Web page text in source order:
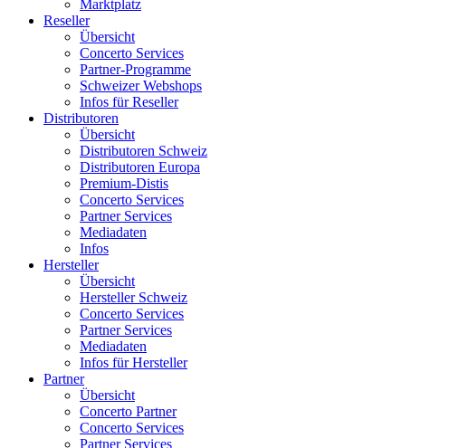
Marktplatz
Reseller
Übersicht
Concerto Services
Partner-Programme
Schweizer Webshops
Infos für Reseller
Distributoren
Übersicht
Distributoren Schweiz
Distributoren Europa
Premium-Distis
Concerto Services
Partner Services
Mediadaten
Infos
Hersteller
Übersicht
Hersteller Schweiz
Concerto Services
Partner Services
Mediadaten
Infos für Hersteller
Partner
Übersicht
Concerto Partner
Concerto Services
Partner Services